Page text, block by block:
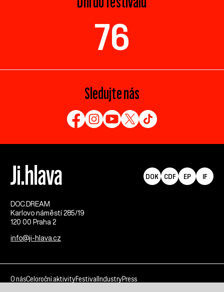
76
Sledujte nás
DOC.DREAM​
Karlovo náměstí 285/19
120 00 Praha 2
info@ji-hlava.cz
DOK CDF EP IF
O násCeloroční aktivityFestival IndustryPress